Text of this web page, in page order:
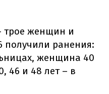
трое женщин и
получили ранения:
женщина 40
46 и 48 лет – в